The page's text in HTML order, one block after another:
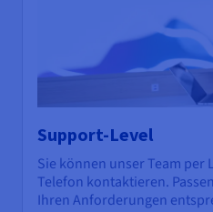
Support-Level
Sie können unser Team per
Telefon kontaktieren.
Ihren Anforderungen